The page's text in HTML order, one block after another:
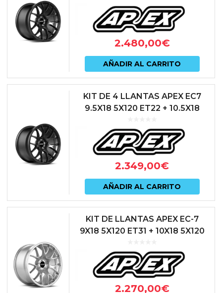
2.480,00€
AÑADIR AL CARRITO
KIT DE 4 LLANTAS APEX EC7
9.5X18 5X120 ET22 + 10.5X18
2.349,00€
AÑADIR AL CARRITO
KIT DE LLANTAS APEX EC-7
9X18 5X120 ET31 + 10X18 5X120
2.270,00€